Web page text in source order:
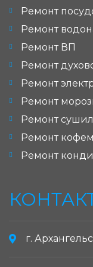
Ремонт
Ремонт
Ремонт ВП
Ремонт
Ремонт
Ремонт
Ремонт
Ремонт
Ремонт
г.